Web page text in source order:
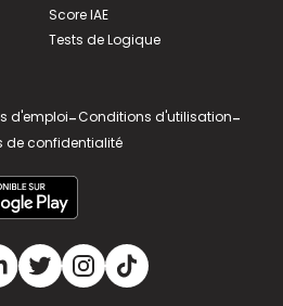
Score IAE
Tests de Logique
d'emploi-Conditions d'utilisation-
de confidentialité